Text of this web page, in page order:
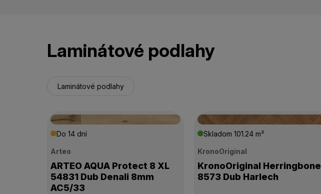
Laminátové podlahy
Laminátové podlahy
Do 14 dní
Arteo
ARTEO AQUA Protect 8 XL
54831 Dub Denali 8mm
AC5/33
Skladom101.24 m²
KronoOriginal
KronoOriginal Herringbone
8573 Dub Harlech